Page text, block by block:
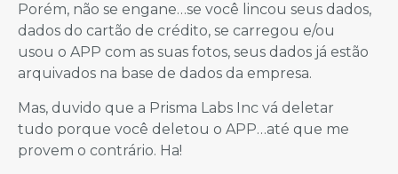
Porém, não se engane…se você lincou seus dados,
dados do cartão de crédito, se carregou e/ou
usou o APP com as suas fotos, seus dados já estão
arquivados na base de dados da empresa.
Mas, duvido que a Prisma Labs Inc vá deletar
tudo porque você deletou o APP…até que me
provem o contrário. Ha!